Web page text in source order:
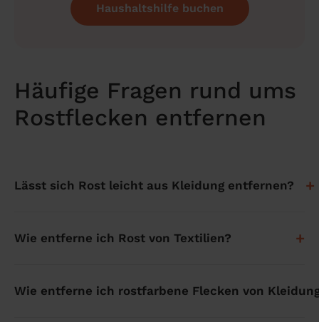
Haushaltshilfe buchen
Häufige Fragen rund ums
Rostflecken entfernen
Lässt sich Rost leicht aus Kleidung entfernen? +
Salz oft in 30–60 Minuten entfernen. Alte,
ebenfalls behandelbar.
Wie entferne ich Rost von Textilien? +
entfernen, unter kaltem Wasser ausspülen, dann ein
Wie entferne ich rostfarbene Flecken von